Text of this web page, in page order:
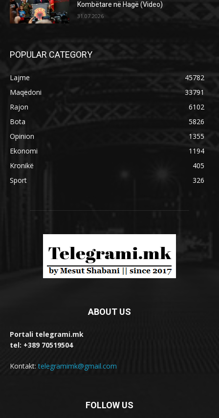
Kombëtare në Hagë (Video)
31.07.2026
POPULAR CATEGORY
Lajme
45782
Maqedoni
33791
Rajon
6102
Bota
5826
Opinion
1355
Ekonomi
1194
Kronikë
405
Sport
326
ABOUT US
Portali telegrami.mk
tel: +389 70519504
Kontakt:telegramimk@gmail.com
FOLLOW US